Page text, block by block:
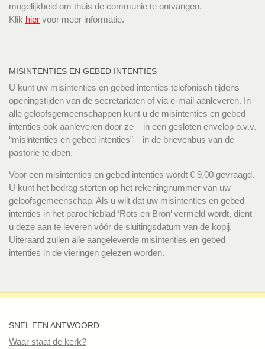
mogelijkheid om thuis de communie te ontvangen.
Klik hier voor meer informatie.
MISINTENTIES EN GEBED INTENTIES
U kunt uw misintenties en gebed intenties telefonisch tijdens
openingstijden van de secretariaten of via e-mail aanleveren. In
alle geloofsgemeenschappen kunt u de misintenties en gebed
intenties ook aanleveren door ze – in een gesloten envelop o.v.v.
“misintenties en gebed intenties” – in de brievenbus van de
pastorie te doen.
Voor een misintenties en gebed intenties wordt € 9,00 gevraagd.
U kunt het bedrag storten op het rekeningnummer van uw
geloofsgemeenschap. Als u wilt dat uw misintenties en gebed
intenties in het parochieblad ‘Rots en Bron’ vermeld wordt, dient
u deze aan te leveren vóór de sluitingsdatum van de kopij.
Uiteraard zullen alle aangeleverde misintenties en gebed
intenties in de vieringen gelezen worden.
SNEL EEN ANTWOORD
Waar staat de kerk?